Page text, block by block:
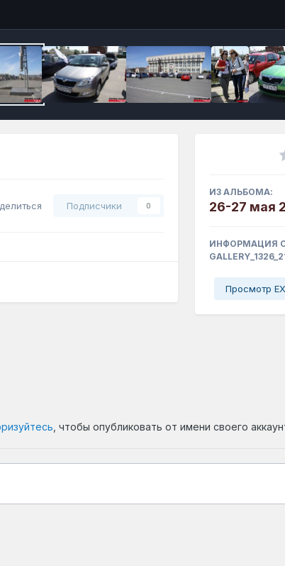
Подписчики 0
ИЗ АЛЬБОМА:
26-27 мая
ИНФОРМАЦИЯ
Просмотр
, чтобы опубликовать от имени своего